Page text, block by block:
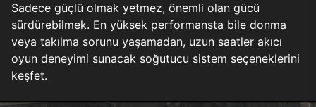
Sadece güçlü olmak yetmez, önemli olan gücü
sürdürebilmek. En yüksek performansta bile donma
veya takılma sorunu yaşamadan, uzun saatler akıcı
oyun deneyimi sunacak soğutucu sistem seçeneklerini
keşfet.